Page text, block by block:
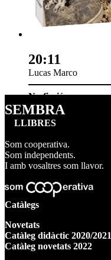
20:11
Lucas Marco
No-ficció
SEMBRA
LLIBRES
Som cooperativa.
Som independents.
I amb vosaltres som llavor.
Catàlegs
Novetats
Catàleg didàctic 2020/2021
Catàleg novetats 2022